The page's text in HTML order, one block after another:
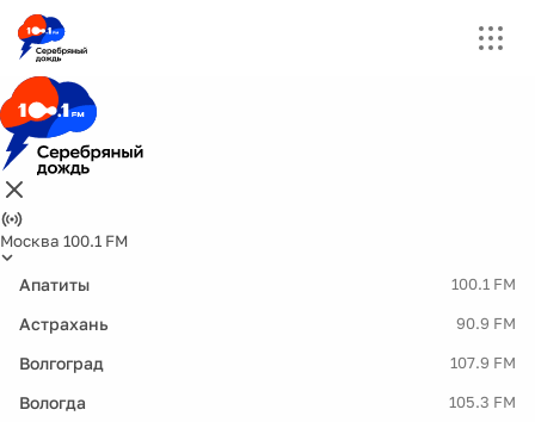
Москва 100.1 FM
Апатиты 100.1 FM
Астрахань 90.9 FM
Волгоград 107.9 FM
Вологда 105.3 FM